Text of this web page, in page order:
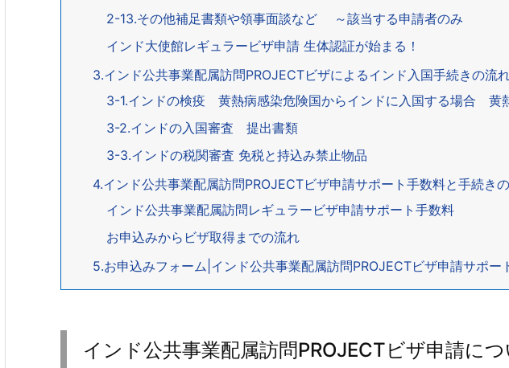
2-13.その他補足書類や領事面談など ～該当する申請者のみ
インド大使館レギュラービザ申請 生体認証が始まる！
3.インド公共事業配属訪問PROJECTビザによるインド入国手続きの流
3-1.インドの検疫 黄熱病感染危険国からインドに入国する場合 黄
3-2.インドの入国審査 提出書類
3-3.インドの税関審査 免税と持込み禁止物品
4.インド公共事業配属訪問PROJECTビザ申請サポート手数料と手続き
インド公共事業配属訪問レギュラービザ申請サポート手数料
お申込みからビザ取得までの流れ
5.お申込みフォーム|インド公共事業配属訪問PROJECTビザ申請サポー
インド公共事業配属訪問PROJECTビザ申請につ